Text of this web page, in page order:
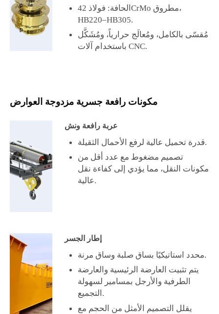
الحافة: فولاذ 42CrMo مطروق،
HB220–HB305.
مُقسّى بالكامل، ومُعالَج حرارياً، ومُشَكَّل
باستخدام آلات CNC.
مكونات رافعة جسرية مزدوجة العوارض
عربة رافعة ونش
قدرة تحميل عالية لرفع الأحمال الثقيلة.
تصميم مضغوط مع عدد أقل من
مكونات النقل، مما يؤدي إلى كفاءة نقل
عالية.
إطار الجسر
محدد استاتيكيًا بساق صلبة وساق مرنة.
يتم تثبيت العارضة الرئيسية والعارضة
الطرفية والأرجل بمسامير لسهولة
التجميع.
يقلل التصميم الأمثل من الحجم مع